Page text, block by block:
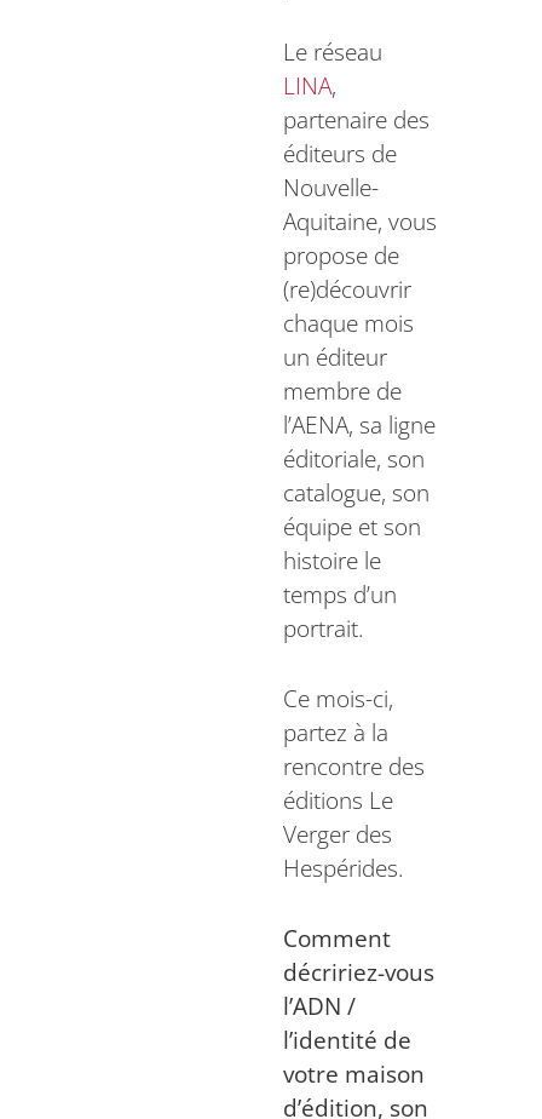
Le réseau
LINA,
partenaire des
éditeurs de
Nouvelle-
Aquitaine, vous
propose de
(re)découvrir
chaque mois
un éditeur
membre de
l’AENA, sa ligne
éditoriale, son
catalogue, son
équipe et son
histoire le
temps d’un
portrait.
Ce mois-ci,
partez à la
rencontre des
éditions Le
Verger des
Hespérides.
Comment
décririez-vous
l’ADN /
l’identité de
votre maison
d’édition, son